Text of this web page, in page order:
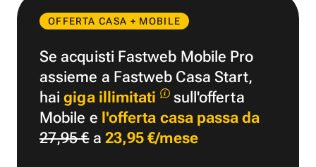
OFFERTA CASA + MOBILE
Se acquisti Fastweb Mobile Pro
assieme a Fastweb Casa Start,
haigiga illimitati
sull'offerta
Mobile e l'offerta casa passa da
27,95 €a 23,95 €/mese